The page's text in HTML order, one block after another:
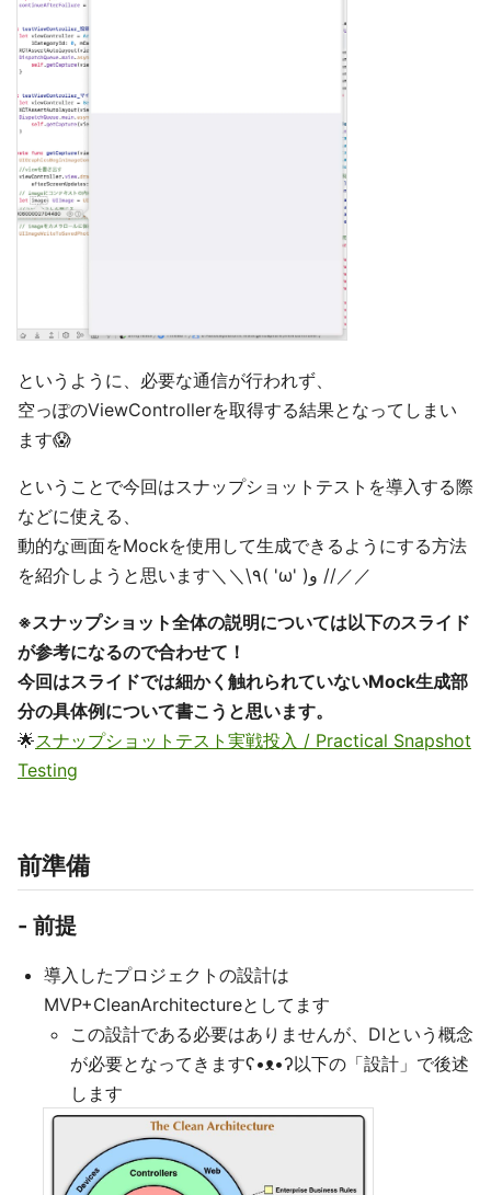
というように、必要な通信が行われず、
空っぽのViewControllerを取得する結果となってしまい
ます😱
ということで今回はスナップショットテストを導入する際
などに使える、
動的な画面をMockを使用して生成できるようにする方法
を紹介しようと思います＼＼\٩( 'ω' )و //／／
※スナップショット全体の説明については以下のスライド
が参考になるので合わせて！
今回はスライドでは細かく触れられていないMock生成部
分の具体例について書こうと思います。
🌟スナップショットテスト実戦投入 / Practical Snapshot
Testing
前準備
- 前提
導入したプロジェクトの設計は
MVP+CleanArchitectureとしてます
この設計である必要はありませんが、DIという概念
が必要となってきますʕ•ᴥ•ʔ以下の「設計」で後述
します